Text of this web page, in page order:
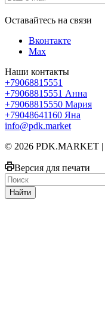
Оставайтесь на связи
Вконтакте
Max
Наши контакты
+79068815551
+79068815551 Анна
+79068815550 Мария
+79048641160 Яна
info@pdk.market
© 2026 PDK.MARKET |
Версия для печати
Найти